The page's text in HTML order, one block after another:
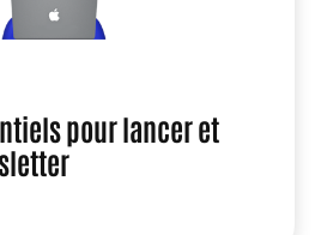
pour lancer et